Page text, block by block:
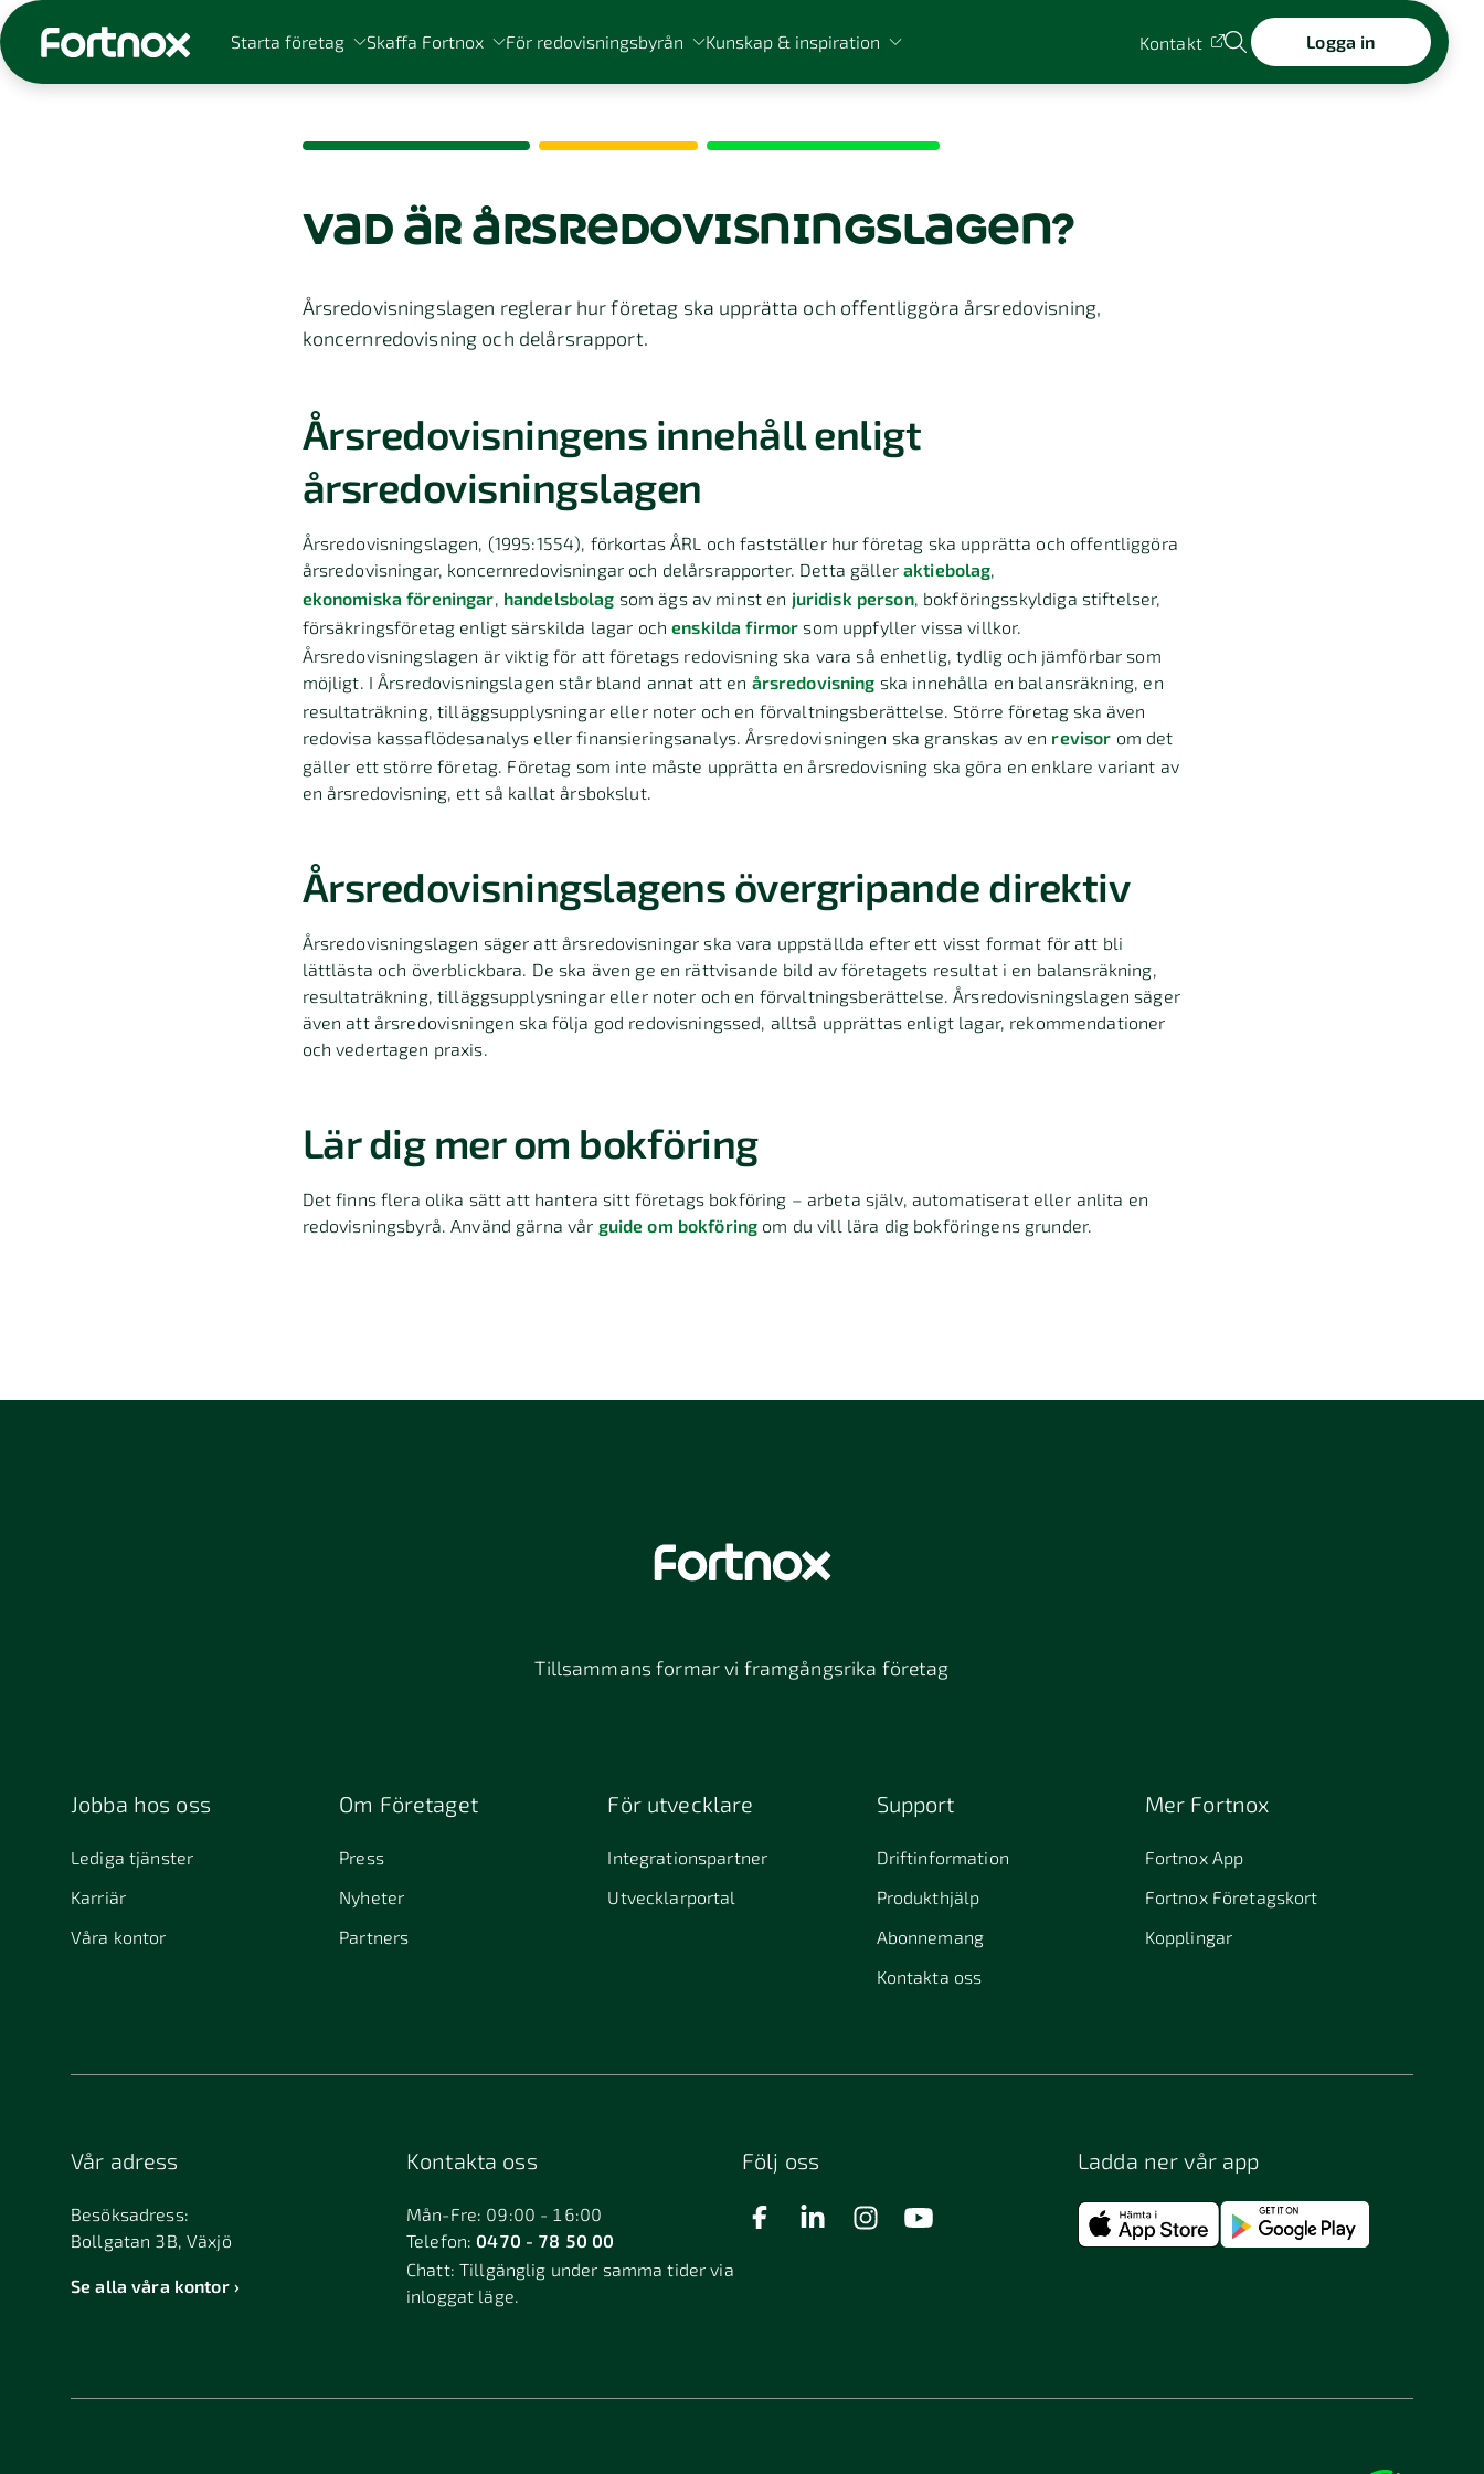
Starta företag Skaffa Fortnox För redovisningsbyrån Kunskap & inspiration Kontakt Logga in
vad är årsredovisningslagen?
Årsredovisningslagen reglerar hur företag ska upprätta och offentliggöra årsredovisning,
koncernredovisning och delårsrapport.
Årsredovisningens innehåll enligt
årsredovisningslagen
Årsredovisningslagen, (1995:1554), förkortas ÅRL och fastställer hur företag ska upprätta och offentliggöra
årsredovisningar, koncernredovisningar och delårsrapporter. Detta gälleraktiebolag,
ekonomiska föreningar, handelsbolag som ägs av minst en juridisk person, bokföringsskyldiga stiftelser,
försäkringsföretag enligt särskilda lagar ochenskilda firmor som uppfyller vissa villkor.
Årsredovisningslagen är viktig för att företags redovisning ska vara så enhetlig, tydlig och jämförbar som
möjligt. I Årsredovisningslagen står bland annat att en årsredovisning ska innehålla en balansräkning, en
resultaträkning, tilläggsupplysningar eller noter och en förvaltningsberättelse. Större företag ska även
redovisa kassaflödesanalys eller finansieringsanalys. Årsredovisningen ska granskas av en revisor om det
gäller ett större företag. Företag som inte måste upprätta en årsredovisning ska göra en enklare variant av
en årsredovisning, ett så kallat årsbokslut.
Årsredovisningslagens övergripande direktiv
Årsredovisningslagen säger att årsredovisningar ska vara uppställda efter ett visst format för att bli
lättlästa och överblickbara. De ska även ge en rättvisande bild av företagets resultat i en balansräkning,
resultaträkning, tilläggsupplysningar eller noter och en förvaltningsberättelse. Årsredovisningslagen säger
även att årsredovisningen ska följa god redovisningssed, alltså upprättas enligt lagar, rekommendationer
och vedertagen praxis.
Lär dig mer om bokföring
Det finns flera olika sätt att hantera sitt företags bokföring – arbeta själv, automatiserat eller anlita en
redovisningsbyrå. Använd gärna vår guide om bokföring om du vill lära dig bokföringens grunder.
Tillsammans formar vi framgångsrika företag
Jobba hos oss
Lediga tjänster
Karriär
Våra kontor
Om Företaget
Press
Nyheter
Partners
För utvecklare
Integrationspartner
Utvecklarportal
Support
Driftinformation
Produkthjälp
Abonnemang
Kontakta oss
Mer Fortnox
Fortnox App
Fortnox Företagskort
Kopplingar
Vår adress
Besöksadress:
Bollgatan 3B, Växjö
Se alla våra kontor
Kontakta oss
Mån-Fre: 09:00 - 16:00
Telefon:0470 - 78 50 00
Chatt:Tillgänglig under samma tider via
inloggat läge.
Följ oss Ladda ner vår app